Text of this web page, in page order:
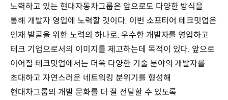
노력하고 있는 현대자동차그룹은 앞으로도 다양한 방식을
통해 개발자 영입에 노력할 것이다. 이번 소프티어 테크밋업은
인재 발굴을 위한 노력의 하나로, 우수한 개발자를 영입하고
테크 기업으로서의 이미지를 제고하는데 목적이 있다. 앞으로
이어질 테크밋업에서는 더욱 다양한 기술 분야의 개발자를
초대하고 자연스러운 네트워킹 분위기를 형성해
현대차그룹의 개발 문화를 더 잘 전달할 수 있도록